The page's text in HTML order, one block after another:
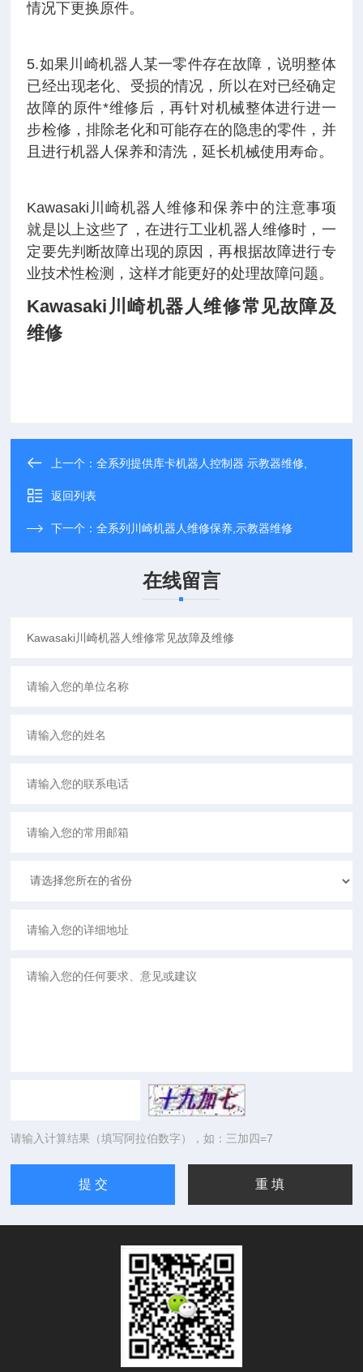
情况下更换原件。
5.如果川崎机器人某一零件存在故障，说明整体
已经出现老化、受损的情况，所以在对已经确定
故障的原件*维修后，再针对机械整体进行进一
步检修，排除老化和可能存在的隐患的零件，并
且进行机器人保养和清洗，延长机械使用寿命。
Kawasaki川崎机器人维修和保养中的注意事项
就是以上这些了，在进行工业机器人维修时，一
定要先判断故障出现的原因，再根据故障进行专
业技术性检测，这样才能更好的处理故障问题。
Kawasaki川崎机器人维修常见故障及
维修
上一个：全系列提供库卡机器人控制器 示教器维修,
返回列表
下一个：全系列川崎机器人维修保养,示教器维修
在线留言
请输入计算结果（填写阿拉伯数字），如：三加四=7